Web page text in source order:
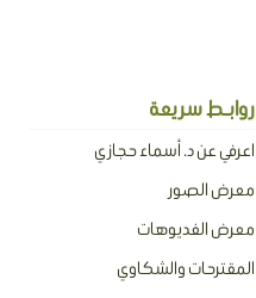
روابـط سريعة
اعرفي عن د. أسماء حجازي
معرض الصور
معرض الفديوهات
المقترحات والشكاوي